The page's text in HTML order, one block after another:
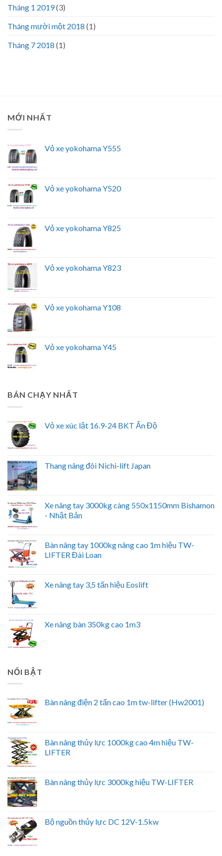
Tháng 1 2019(3)
Tháng mười một 2018 (1)
Tháng 7 2018 (1)
MỚI NHẤT
Vỏ xe yokohama Y555
Vỏ xe yokohama Y520
Vỏ xe yokohama Y825
Vỏ xe yokohama Y823
Vỏ xe yokohama Y108
Vỏ xe yokohama Y45
BÁN CHẠY NHẤT
Vỏ xe xúc lật 16.9-24 BKT Ấn Độ
Thang nâng đôi Nichi-lift Japan
Xe nâng tay 3000kg càng 550x1150mm Bishamon
- Nhật Bản
Bàn nâng tay 1000kg nâng cao 1m hiệu TW-
LIFTER Đài Loan
Xe nâng tay 3,5 tấn hiệu Eoslift
Xe nâng bàn 350kg cao 1m3
NỔI BẬT
Bàn nâng điện 2 tấn cao 1m tw-lifter (Hw2001)
Bàn nâng thủy lực 1000kg cao 4m hiệu TW-
LIFTER
Bàn nâng thủy lực 3000kg hiệu TW-LIFTER
Bộ nguồn thủy lực DC 12V-1.5kw